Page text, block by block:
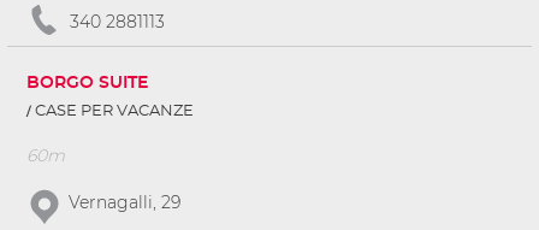
340 2881113
BORGO SUITE
CASE PER VACANZE
60m
Vernagalli, 29